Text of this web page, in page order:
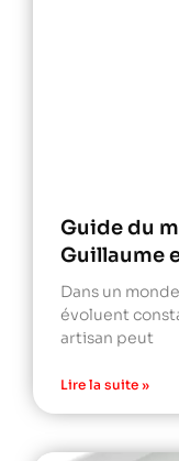
Guide du
Guillaume
Dans un
évoluent
artisan peut
Lire la suite »